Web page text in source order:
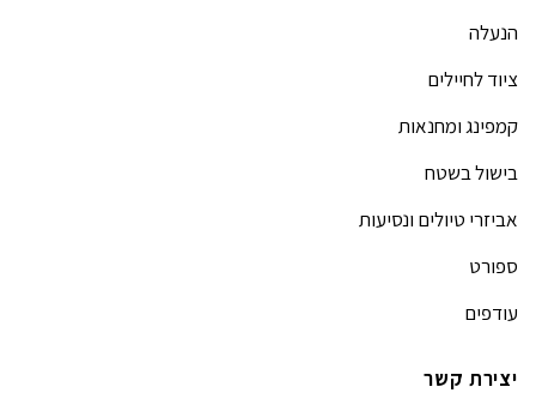
הנעלה
ציוד לחיילים
קמפינג ומחנאות
בישול בשטח
אביזרי טיולים ונסיעות
ספורט
עודפים
יצירת קשר